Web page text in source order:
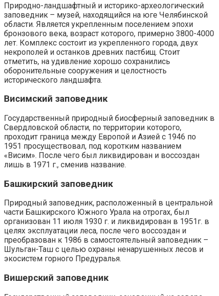
Природно-ландшафтный и историко-археологический
заповедник – музей, находящийся на юге Челябинской
области. Является укрепленным поселением эпохи
бронзового века, возраст которого, примерно 3800-4000
лет. Комплекс состоит из укрепленного города, двух
некрополей и останков древних пастбищ. Стоит
отметить, на удивление хорошо сохранились
оборонительные сооружения и целостность
исторического ландшафта.
Висимский заповедник
Государственный природный биосферный заповедник в
Свердловской области, по территории которого,
проходит граница между Европой и Азией с 1946 по
1951 просуществовал, под коротким названием
«Висим». После чего был ликвидирован и воссоздан
лишь в 1971 г., сменив название.
Башкирский заповедник
Природный заповедник, расположенный в центральной
части Башкирского Южного Урала на отрогах, был
организован 11 июля 1930 г. и ликвидирован в 1951г. в
целях эксплуатации леса, после чего воссоздан и
преобразован к 1986 в самостоятельный заповедник –
Шульган-Таш с целью охраны ненарушенных лесов и
экосистем горного Предуралья.
Вишерский заповедник